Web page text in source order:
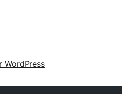
WordPress